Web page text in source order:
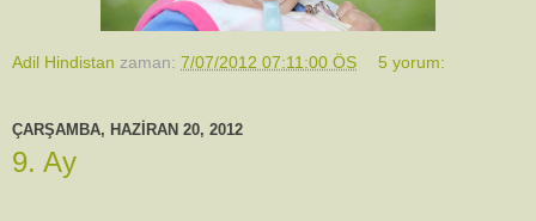
Adil Hindistan zaman: 7/07/2012 07:11:00 ÖS 5 yorum:
ÇARŞAMBA, HAZIRAN 20, 2012
9. Ay